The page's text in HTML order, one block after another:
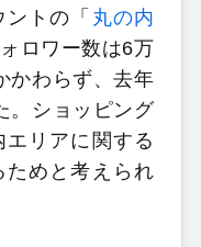
トの「 丸の内
ォロワー数は6万
かわらず、去年
。ショッピング
リアに関する
ためと考えられ